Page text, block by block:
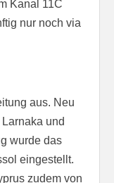
Kanal 11C
nur noch via
aus. Neu
und
wurde das
eingestellt.
zudem von